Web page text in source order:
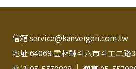
信箱 service@kanvergen.com.tw
地址 64069 雲林縣斗六市斗工二路